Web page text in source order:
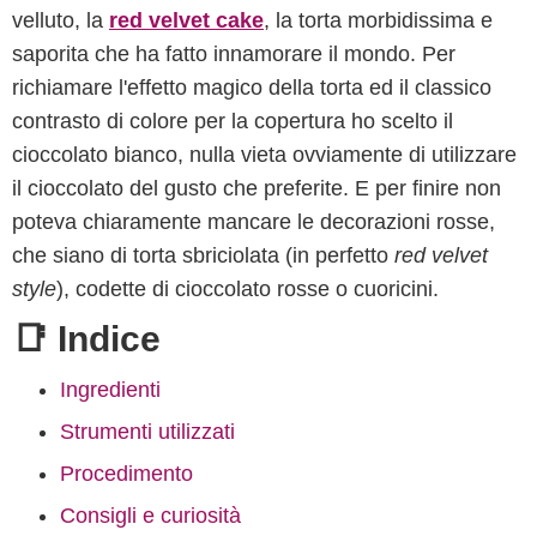
velluto, la red velvet cake, la torta morbidissima e
saporita che ha fatto innamorare il mondo. Per
richiamare l'effetto magico della torta ed il classico
contrasto di colore per la copertura ho scelto il
cioccolato bianco, nulla vieta ovviamente di utilizzare
il cioccolato del gusto che preferite. E per finire non
poteva chiaramente mancare le decorazioni rosse,
che siano di torta sbriciolata (in perfetto red velvet
style), codette di cioccolato rosse o cuoricini.
📑 Indice
Ingredienti
Strumenti utilizzati
Procedimento
Consigli e curiosità